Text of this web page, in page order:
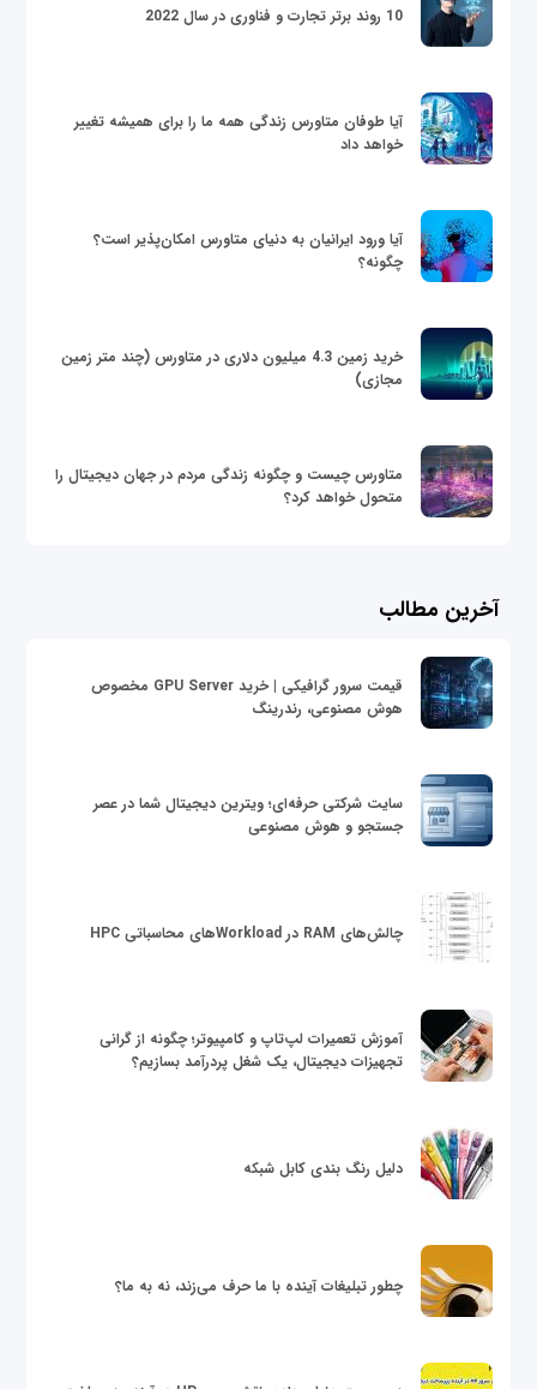
10 روند برتر تجارت و فناوری در سال 2022
آیا طوفان متاورس زندگی همه ما را برای همیشه تغییر
خواهد داد
آیا ورود ایرانیان به دنیای متاورس امکان‌پذیر است؟
چگونه؟
خرید زمین 4.3 میلیون دلاری در متاورس (چند متر زمین
مجازی)
متاورس چیست و چگونه زندگی مردم در جهان دیجیتال را
متحول خواهد کرد؟
آخرین مطالب
قیمت سرور گرافیکی | خرید GPU Server مخصوص
هوش مصنوعی، رندرینگ
سایت شرکتی حرفه‌ای؛ ویترین دیجیتال شما در عصر
جستجو و هوش مصنوعی
چالش‌های RAM در Workloadهای محاسباتی HPC
آموزش تعمیرات لپ‌تاپ و کامپیوتر؛ چگونه از گرانی
تجهیزات دیجیتال، یک شغل پردرآمد بسازیم؟
دلیل رنگ بندی کابل شبکه
چطور تبلیغات آینده با ما حرف می‌زند، نه به ما؟